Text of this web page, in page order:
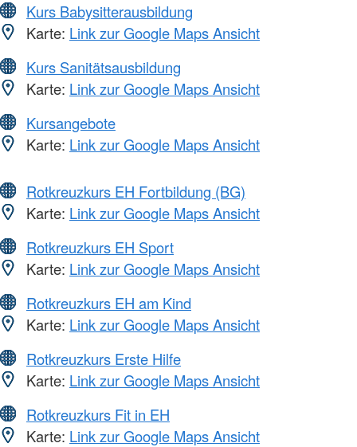
Kurs Babysitterausbildung
Karte: Link zur Google Maps Ansicht
Kurs Sanitätsausbildung
Karte: Link zur Google Maps Ansicht
Kursangebote
Karte: Link zur Google Maps Ansicht
Rotkreuzkurs EH Fortbildung (BG)
Karte: Link zur Google Maps Ansicht
Rotkreuzkurs EH Sport
Karte: Link zur Google Maps Ansicht
Rotkreuzkurs EH am Kind
Karte: Link zur Google Maps Ansicht
Rotkreuzkurs Erste Hilfe
Karte: Link zur Google Maps Ansicht
Rotkreuzkurs Fit in EH
Karte: Link zur Google Maps Ansicht